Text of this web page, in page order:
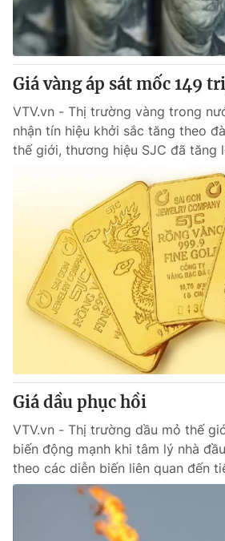
Giá vàng áp sát mốc 149
VTV.vn - Thị trường vàng trong
nhận tín hiệu khởi sắc tăng theo
thế giới, thương hiệu SJC đã tăng
Giá dầu phục hồi
VTV.vn - Thị trường dầu mỏ thế
biến động mạnh khi tâm lý nhà
theo các diễn biến liên quan đến